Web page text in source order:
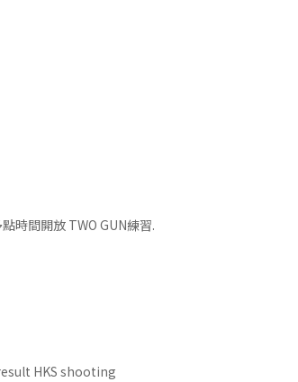
時間開放 TWO GUN練習.
HKS shooting